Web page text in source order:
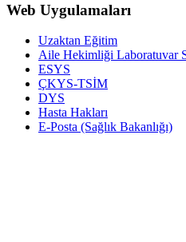
Web Uygulamaları
Uzaktan Eğitim
Aile Hekimliği Laboratuvar
ESYS
ÇKYS-TSİM
DYS
Hasta Hakları
E-Posta (Sağlık Bakanlığı)